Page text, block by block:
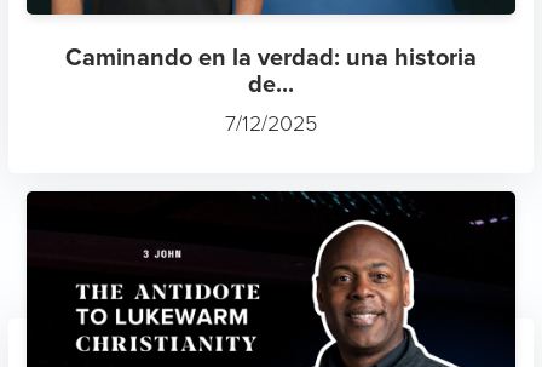
Caminando en la verdad: una historia
de...
7/12/2025